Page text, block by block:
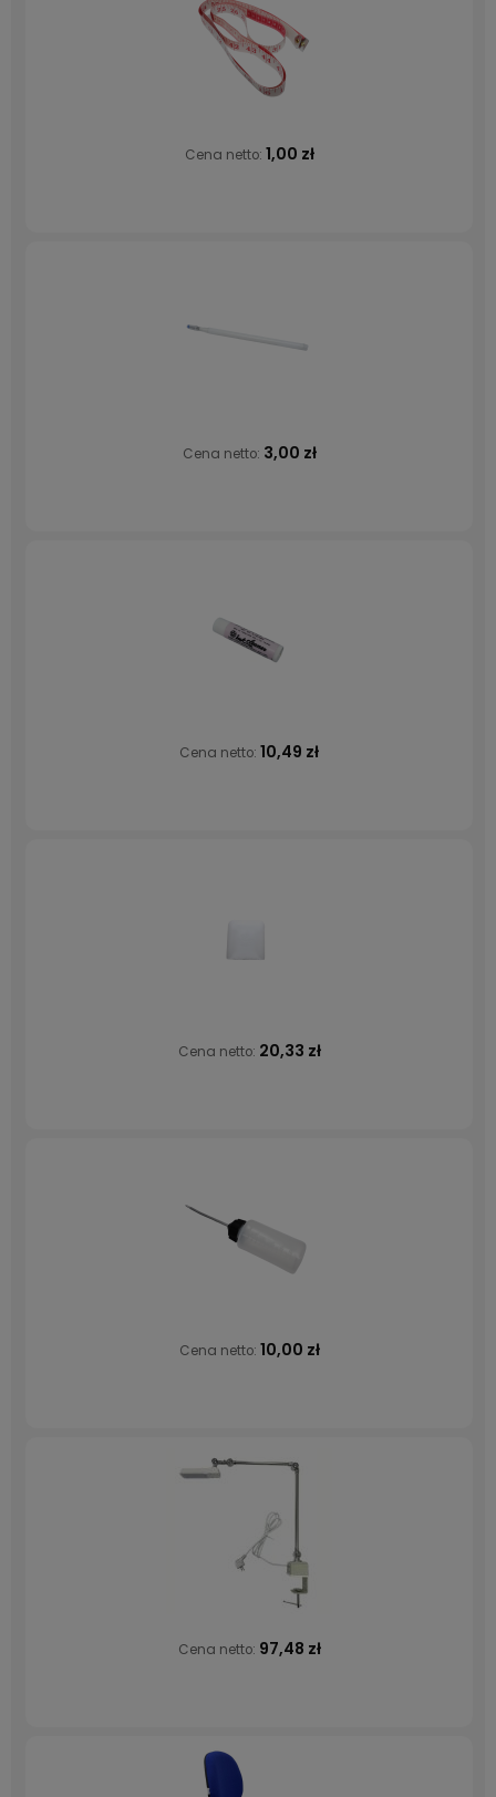
Cena netto: 1,00 zł
Cena netto: 3,00 zł
Cena netto: 10,49 zł
Cena netto: 20,33 zł
Cena netto: 10,00 zł
Cena netto: 97,48 zł